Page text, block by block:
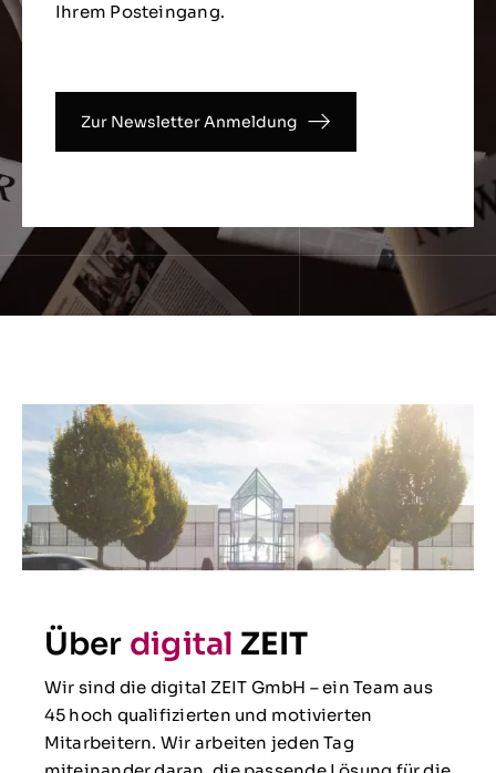
Ihrem Posteingang.
Zur Newsletter Anmeldung
Über digital ZEIT
Wir sind die digital ZEIT GmbH – ein Team aus
45 hoch qualifizierten und motivierten
Mitarbeitern. Wir arbeiten jeden Tag